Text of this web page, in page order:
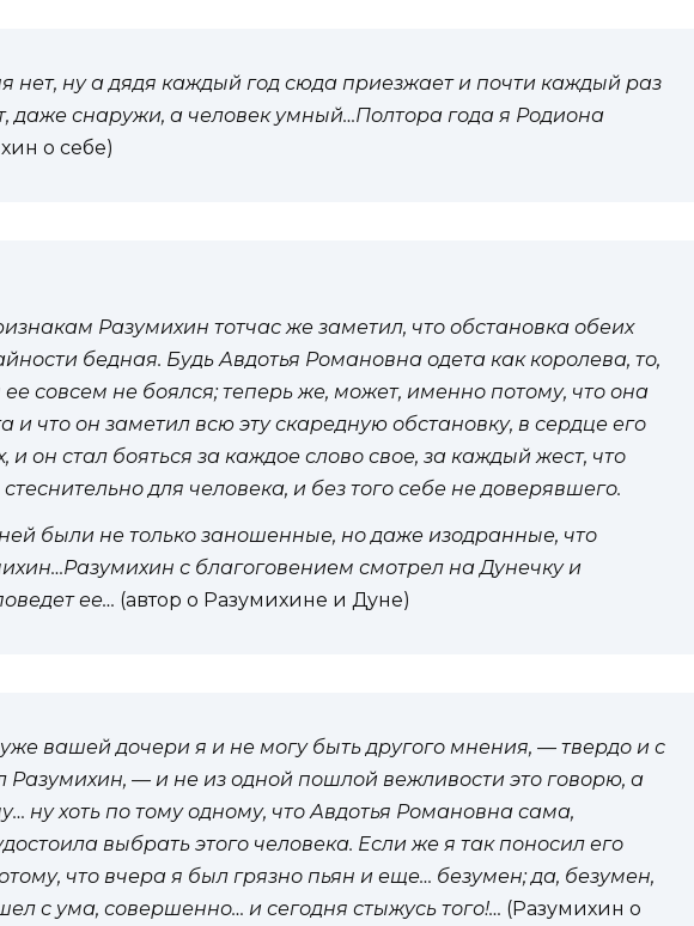
нет, ну а дядя каждый год сюда приезжает и почти каждый раз
даже снаружи, а человек умный…Полтора года я Родиона
о себе)
Разумихин тотчас же заметил, что обстановка обеих
бедная. Будь Авдотья Романовна одета как королева, то,
совсем не боялся; теперь же, может, именно потому, что она
и что он заметил всю эту скаредную обстановку, в сердце его
и он стал бояться за каждое слово свое, за каждый жест, что
для человека, и без того себе не доверявшего.
были не только заношенные, но даже изодранные, что
с благоговением смотрел на Дунечку и
ее… (автор о Разумихине и Дуне)
вашей дочери я и не могу быть другого мнения, — твердо и с
Разумихин, — и не из одной пошлой вежливости это говорю, а
ну хоть по тому одному, что Авдотья Романовна сама,
выбрать этого человека. Если же я так поносил его
что вчера я был грязно пьян и еще… безумен; да, безумен,
с ума, совершенно… и сегодня стыжусь того!… (Разумихин о